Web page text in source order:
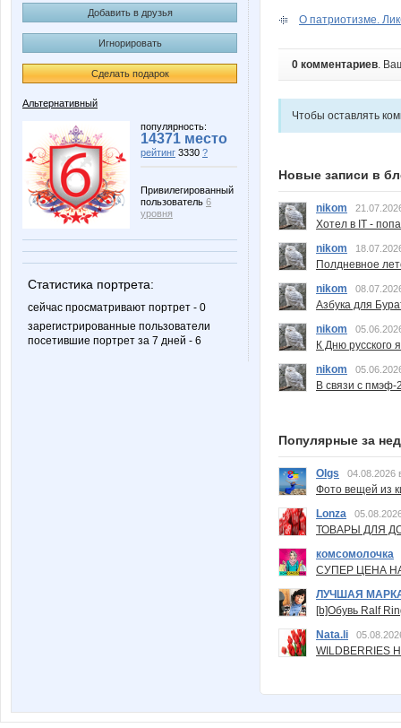
Добавить в друзья
Игнорировать
Сделать подарок
Альтернативный
популярность:
14371 место
рейтинг 3330 ?
Привилегированный
пользователь 6
уровня
Статистика портрета:
сейчас просматривают портрет - 0
зарегистрированные пользователи
посетившие портрет за 7 дней - 6
О патриотизме.
0 комментариев.
Чтобы оставлять
Новые записи в
nikom
Хотел в IT -
nikom
Полдневное
nikom
Азбука для
nikom
К Дню русского
nikom
В связи с пмэф-
Популярные за
Olgs 04.08.2026
Фото вещей из
Lonza
ТОВАРЫ ДЛЯ
комсомолочка
СУПЕР ЦЕНА
ЛУЧШАЯ
[b]Обувь Ralf
Nata.li